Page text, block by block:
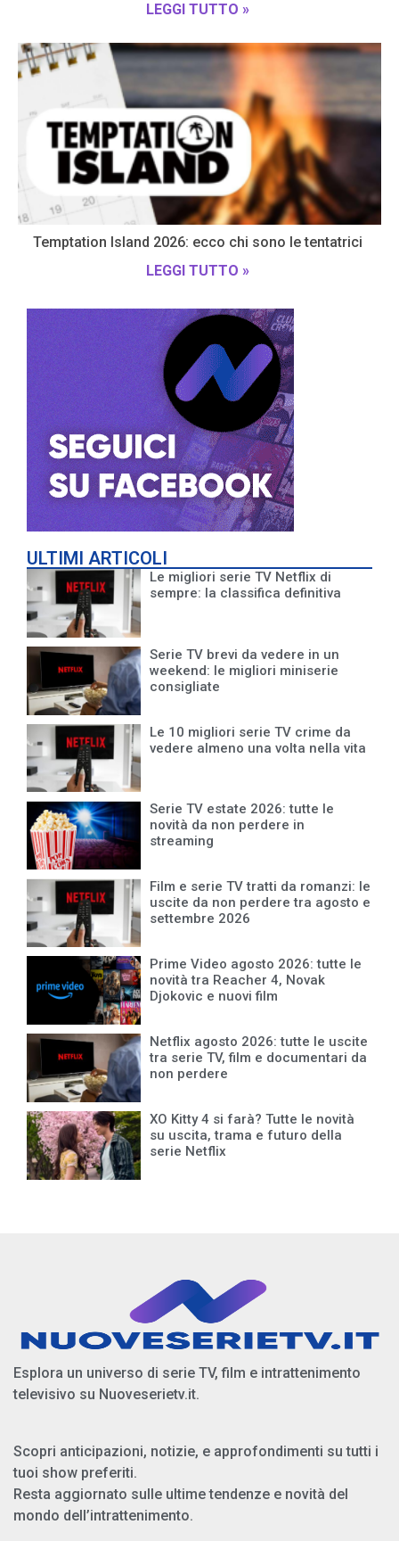
LEGGI TUTTO »
Temptation Island 2026: ecco chi sono le tentatrici
LEGGI TUTTO »
ULTIMI ARTICOLI
Le migliori serie TV Netflix di
sempre: la classifica definitiva
Serie TV brevi da vedere in un
weekend: le migliori miniserie
consigliate
Le 10 migliori serie TV crime da
vedere almeno una volta nella vita
Serie TV estate 2026: tutte le
novità da non perdere in
streaming
Film e serie TV tratti da romanzi: le
uscite da non perdere tra agosto e
settembre 2026
Prime Video agosto 2026: tutte le
novità tra Reacher 4, Novak
Djokovic e nuovi film
Netflix agosto 2026: tutte le uscite
tra serie TV, film e documentari da
non perdere
XO Kitty 4 si farà? Tutte le novità
su uscita, trama e futuro della
serie Netflix
Esplora un universo di serie TV, film e intrattenimento
televisivo su Nuoveserietv.it.
Scopri anticipazioni, notizie, e approfondimenti su tutti i
tuoi show preferiti.
Resta aggiornato sulle ultime tendenze e novità del
mondo dell’intrattenimento.